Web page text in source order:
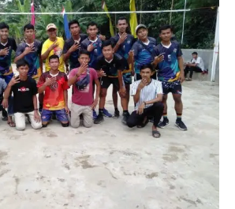
AS
Prestasi Terpadu
Reguler
Kelakuan Baik Siswa
Kerusakan Ijazah
Rekomendasi Siswa
KBM
IJAZAH